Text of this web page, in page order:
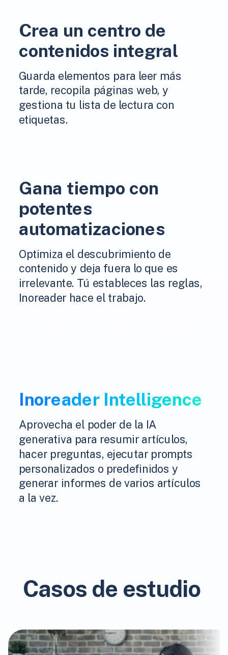
Crea un centro de
contenidos integral
Guarda elementos para leer más
tarde, recopila páginas web, y
gestiona tu lista de lectura con
etiquetas.
Gana tiempo con
potentes
automatizaciones
Optimiza el descubrimiento de
contenido y deja fuera lo que es
irrelevante. Tú estableces las reglas,
Inoreader hace el trabajo.
Inoreader Intelligence
Aprovecha el poder de la IA
generativa para resumir artículos,
hacer preguntas, ejecutar prompts
personalizados o predefinidos y
generar informes de varios artículos
a la vez.
Casos de estudio